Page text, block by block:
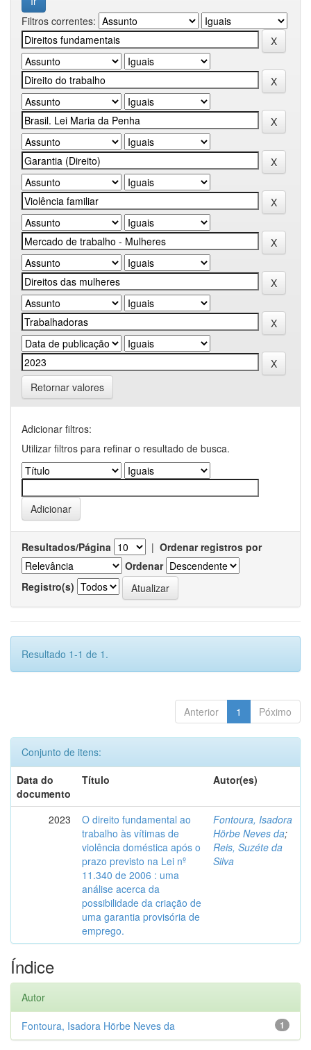
Filtros correntes:
Retornar valores
Adicionar filtros:
Utilizar filtros para refinar o resultado de busca.
Resultados/Página | Ordenar registros por
Ordenar
Registro(s)
Resultado 1-1 de 1.
Anterior 1 Póximo
Conjunto de itens:
Data do
documento
Título Autor(es)
2023
O direito fundamental ao
trabalho às vítimas de
violência doméstica após o
prazo previsto na Lei nº
11.340 de 2006 : uma
análise acerca da
possibilidade da criação de
uma garantia provisória de
emprego.
Fontoura, Isadora
Hörbe Neves da;
Reis, Suzéte da
Silva
Índice
Autor
1
Fontoura, Isadora Hörbe Neves da